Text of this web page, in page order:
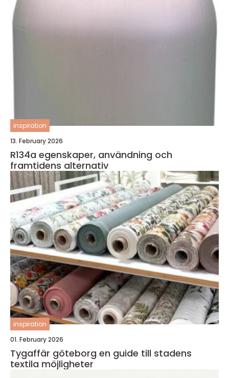
inspiration
13. February 2026
R134a egenskaper, användning och
framtidens alternativ
inspiration
01. February 2026
Tygaffär göteborg en guide till stadens
textila möjligheter